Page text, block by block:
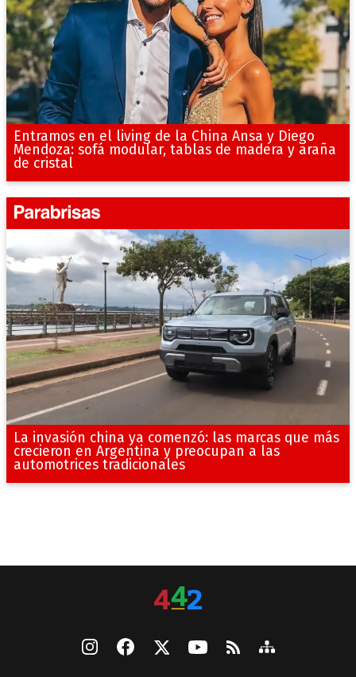
Entramos en el living de la China Ansa y Diego
Mendoza: sofá modular, tablas de madera y araña
de cristal
La invasión china ya comenzó: las marcas que más
crecieron en Argentina y preocupan a las
automotrices tradicionales